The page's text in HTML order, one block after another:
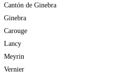
Cantón de Ginebra
Ginebra
Carouge
Lancy
Meyrin
Vernier